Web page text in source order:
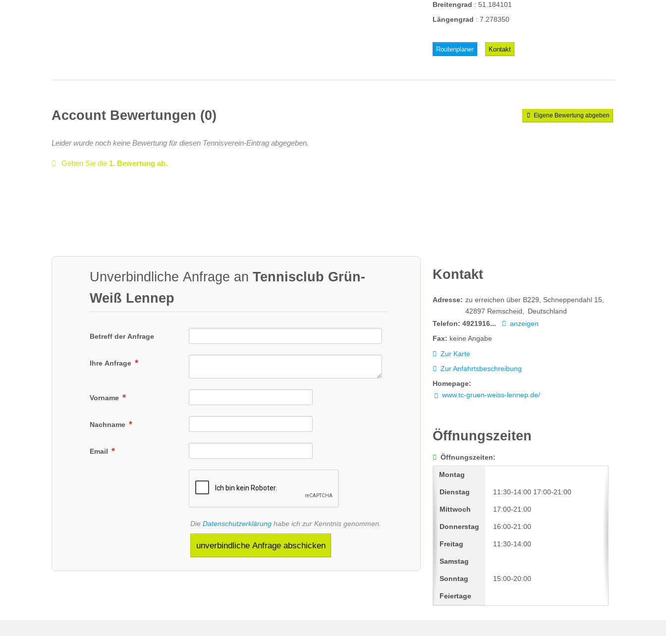
Breitengrad :51.184101
Längengrad :7.278350
Routenplaner Kontakt
Account Bewertungen 0 Eigene Bewertung abgeben
Leider wurde noch keine Bewertung für diesen Tennisverein-Eintrag abgegeben.
Geben Sie die 1. Bewertung ab.
Unverbindliche Anfrage anTennisclub Grün-
Weiß Lennep
Betreff der Anfrage
Ihre Anfrage
Vorname
Nachname
Email
DieDatenschutzerklärung habe ich zur Kenntnis genommen.
unverbindliche Anfrage abschicken
Kontakt
Adresse: zu erreichen über B229, Schneppendahl 15
42897 Remscheid
Deutschland
Telefon: 4921916...
anzeigen
Fax: keine Angabe
Zur Karte
Zur Anfahrtsbeschreibung
Homepage:
www.tc-gruen-weiss-lennep.de/
Öffnungszeiten
Öffnungszeiten:
Montag
Dienstag
Mittwoch
Donnerstag
Freitag
Samstag
Sonntag
Feiertage
11:30-14:00 17:00-21:00
17:00-21:00
16:00-21:00
11:30-14:00
15:00-20:00